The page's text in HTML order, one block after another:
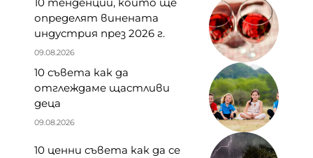
10 тенденции, които ще
определят винената
индустрия през 2026 г.
09.08.2026
10 съвета как да
отглеждаме щастливи
деца
09.08.2026
10 ценни съвета как да се